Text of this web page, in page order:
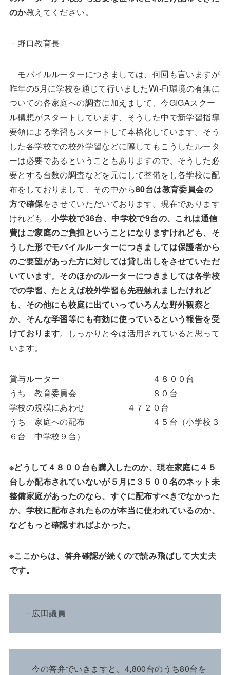
のか教えてください。
－野口教育長
モバイルルーターにつきましては、何回も言いますが
昨年の5月に学校を通じて行いましたWi-Fi環境の有無に
ついての各家庭への調査に加えまして、今GIGAスクー
ル構想がスタートしています、そうした中で新学習指導
要領による学習もスタートして本格化しています。そう
した各学校での校外学習などに際してもこうしたルータ
ーは必要であるということもありますので、そうした必
要とする台数の調査などを元にして整備をし各学校に配
布をしておりまして、その中から80台は教育委員会の
方で確保をさせていただいております。現在であります
けれども、 小学校で36台、中学校で9台の、これは通信
費はご家庭のご負担ということになりますけれども、そ
うした形でモバイルルーターにつきましては保護者から
のご要望があった方に対しては貸し出しをさせていただ
いています。 そのほかのルーターにつきましては各学校
での学習、たとえば校外学習も先程触れましたけれど
も、その他にも校庭に出ていっていろんな野外観察と
か、そんな学習等にも有効に使っているという報告を受
けております。しっかりと今は活用されていると思って
います。
貸与ルーター ４８００台
うち 教育委員会 ８０台
学校の規模にあわせ ４７２０台
うち 家庭への配布 ４５台（小学校３
６台 中学校９台）
※どうして４８００台も購入したのか、現在家庭に４５
台しか配布されていないが５月に３５００名のネット未
整備家庭があったのなら、すぐに配布すべきでなかった
か、学校に配布されたものが本当に使われているのか、
などもっと確認すればよかった。
※ここからは、答弁確認が続くので読み飛ばして大丈夫
です。
－広田議員
今の答弁でいきますと、4,800台のうち80台を